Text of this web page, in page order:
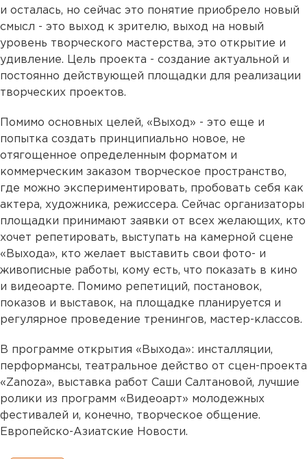
и осталась, но сейчас это понятие приобрело новый
смысл - это выход к зрителю, выход на новый
уровень творческого мастерства, это открытие и
удивление. Цель проекта - создание актуальной и
постоянно действующей площадки для реализации
творческих проектов.
Помимо основных целей, «Выход» - это еще и
попытка создать принципиально новое, не
отягощенное определенным форматом и
коммерческим заказом творческое пространство,
где можно экспериментировать, пробовать себя как
актера, художника, режиссера. Сейчас организаторы
площадки принимают заявки от всех желающих, кто
хочет репетировать, выступать на камерной сцене
«Выхода», кто желает выставить свои фото- и
живописные работы, кому есть, что показать в кино
и видеоарте. Помимо репетиций, постановок,
показов и выставок, на площадке планируется и
регулярное проведение тренингов, мастер-классов.
В программе открытия «Выхода»: инсталляции,
перформансы, театральное действо от сцен-проекта
«Zanoza», выставка работ Саши Салтановой, лучшие
ролики из программ «Видеоарт» молодежных
фестивалей и, конечно, творческое общение.
Европейско-Азиатские Новости.